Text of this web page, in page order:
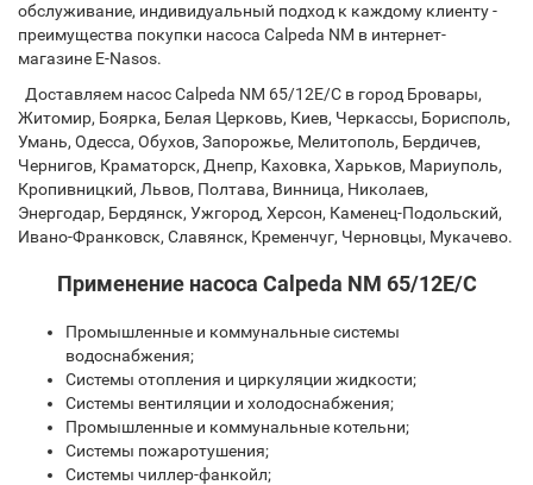
обслуживание, индивидуальный подход к каждому клиенту -
преимущества покупки насоса Calpeda NM в интернет-
магазине E-Nasos.
Доставляем насос Calpeda NM 65/12E/C в город Бровары,
Житомир, Боярка, Белая Церковь, Киев, Черкассы, Борисполь,
Умань, Одесса, Обухов, Запорожье, Мелитополь, Бердичев,
Чернигов, Краматорск, Днепр, Каховка, Харьков, Мариуполь,
Кропивницкий, Львов, Полтава, Винница, Николаев,
Энергодар, Бердянск, Ужгород, Херсон, Каменец-Подольский,
Ивано-Франковск, Славянск, Кременчуг, Черновцы, Мукачево.
Применение насоса Calpeda NM 65/12E/C
Промышленные и коммунальные системы
водоснабжения;
Системы отопления и циркуляции жидкости;
Системы вентиляции и холодоснабжения;
Промышленные и коммунальные котельни;
Системы пожаротушения;
Системы чиллер-фанкойл;